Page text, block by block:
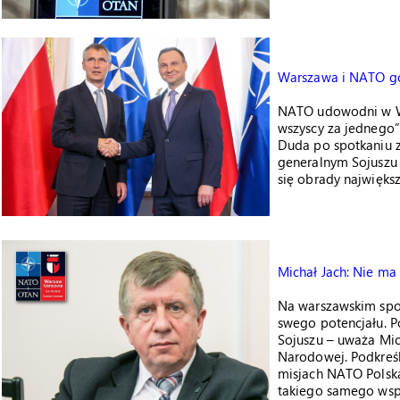
Warszawa i NATO
NATO udowodni w
wszyscy za
Duda po spotkaniu
generalnym
się obrady
Michał Jach: Nie
Na warszawskim
swego potencjału.
Sojuszu – uważa
Narodowej.
misjach NATO
takiego samego